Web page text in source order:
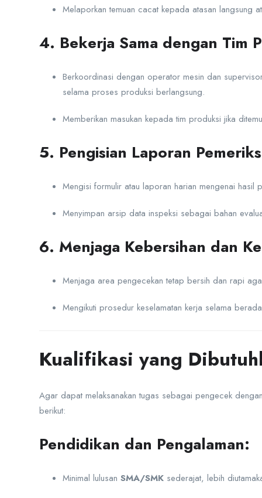
Melaporkan temuan cacat kepada atasan langsung
4. Bekerja Sama dengan Tim
Berkoordinasi dengan operator mesin dan
selama proses produksi berlangsung.
Memberikan masukan kepada tim produksi jika
5. Pengisian Laporan
Mengisi formulir atau laporan harian mengenai hasil
Menyimpan arsip data inspeksi sebagai bahan
6. Menjaga Kebersihan dan
Menjaga area pengecekan tetap bersih dan rapi
Mengikuti prosedur keselamatan kerja selama
Kualifikasi yang
Agar dapat melaksanakan tugas sebagai pengecek
berikut:
Pendidikan dan Pengalaman:
Minimal lulusan SMA/SMK sederajat, lebih